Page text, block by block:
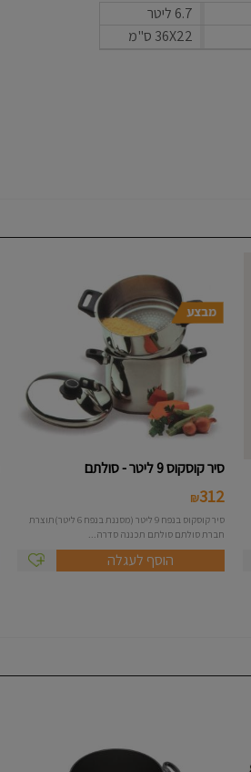
6.7 ליטר
36X22 ס"מ
סיר קוסקוס 9 ליטר - סולתם
312
₪
סיר קוסקוס בנפח 9 ליטר (מסננת בנפח 6 ליטר)תוצרת
חברת סולתם סולתם תכננה סדרה...
הוסף לעגלה